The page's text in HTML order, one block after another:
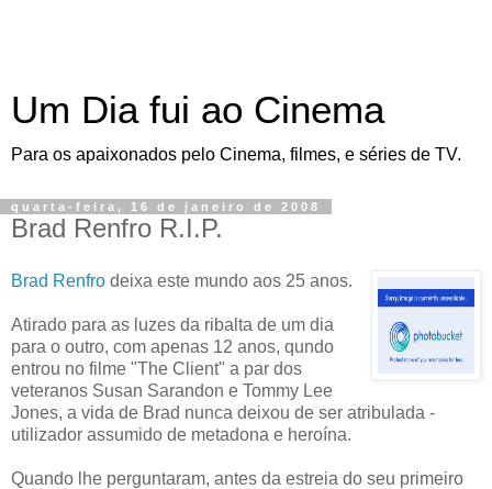
Um Dia fui ao Cinema
Para os apaixonados pelo Cinema, filmes, e séries de TV.
quarta-feira, 16 de janeiro de 2008
Brad Renfro R.I.P.
Brad Renfro deixa este mundo aos 25 anos.
Atirado para as luzes da ribalta de um dia
para o outro, com apenas 12 anos, qundo
entrou no filme "The Client" a par dos
veteranos Susan Sarandon e Tommy Lee
Jones, a vida de Brad nunca deixou de ser atribulada -
utilizador assumido de metadona e heroína.
Quando lhe perguntaram, antes da estreia do seu primeiro